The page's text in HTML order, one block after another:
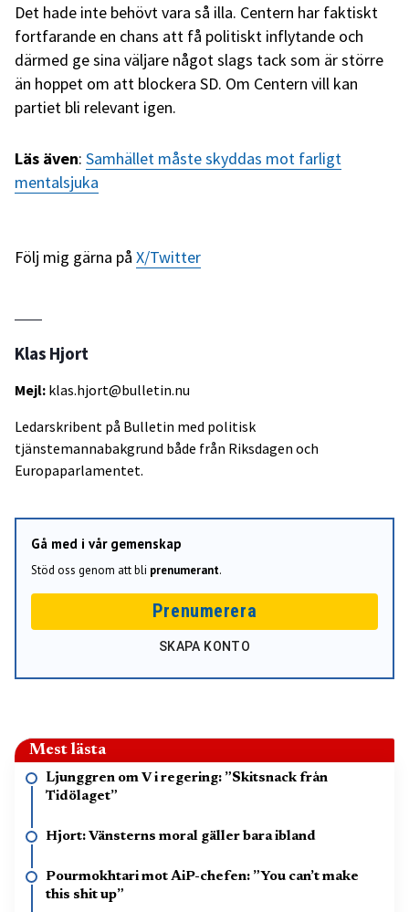
Det hade inte behövt vara så illa. Centern har faktiskt
fortfarande en chans att få politiskt inflytande och
därmed ge sina väljare något slags tack som är större
än hoppet om att blockera SD. Om Centern vill kan
partiet bli relevant igen.
Läs även: Samhället måste skyddas mot farligt
mentalsjuka
Följ mig gärna på X/Twitter
Klas Hjort
Mejl: klas.hjort@bulletin.nu
Ledarskribent på Bulletin med politisk
tjänstemannabakgrund både från Riksdagen och
Europaparlamentet.
Gå med i vår gemenskap
Stöd oss genom att bli prenumerant.
Prenumerera
SKAPA KONTO
Mest lästa
Ljunggren om V i regering: ”Skitsnack från
Tidölaget”
Hjort: Vänsterns moral gäller bara ibland
Pourmokhtari mot AiP-chefen: ”You can’t make
this shit up”